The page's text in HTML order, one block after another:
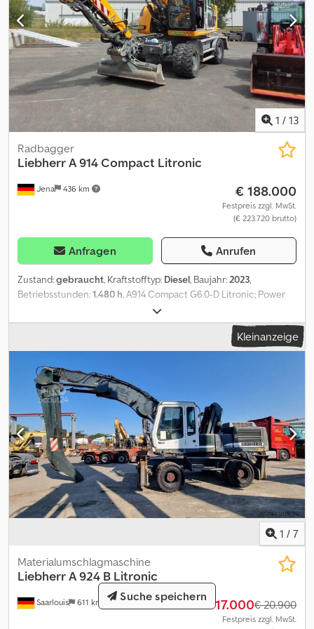
1 / 13
Jena 436 km
Radbagger
LiebherrA 914 Compact Litronic
€ 188.000
Festpreis zzgl. MwSt.
(€ 223.720 brutto)
Anfragen Anrufen
Zustand:gebraucht, Kraftstofftyp: Diesel, Baujahr:2023,
Betriebsstunden:1.480 h, A914 Compact G6.0-D Litronic; Power
Pack Stufe V; Rohrbruchsicherung Stielzylinder; LIDAT Hardware;
Abstützplanierschild hinten 2.750 mm breit; Zwillings-Bereifung
Liebherr EM 22 (290-90-20 PR 18); Vorwärmung Kraftstoff; LED
Scheinwerfer; Fahrersitz Comfort; Verstellausleger 4,85 m;
Löffelstiel 2,45 m; Hydraulik für Hammer, Scheren und Greifer;
Schnellwechsler LIKUFIX 48; Vorbereitung Straßenzulassung
Deutschland; Inkl. 2x Tieflöffel und 1x Grabenräumlöffel. = Weitere
Informationen = Dkjdszn Ir Uopfx Acmer Antrieb: Rad Leergewicht:
16.900 kg Seriennummer: 1507/156567 Lieferbedingungen: EXW
Produktionsland: DE Wenden Sie sich an Frank Beck, um weitere
Informationen zu erhalten.
Kleinanzeige
1 / 7
Saarlouis 611 km
Materialumschlagmaschine
LiebherrA 924 B Litronic
€ 17.000€ 20.900
Festpreis zzgl. MwSt.
Suche speichern